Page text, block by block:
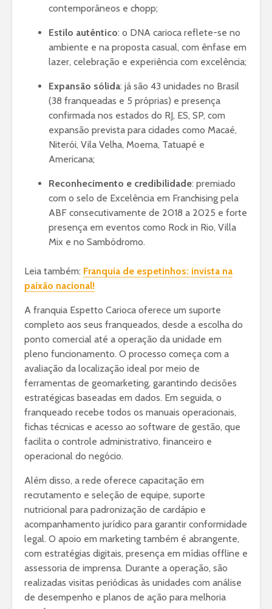
contemporâneos e chopp;
Estilo autêntico: o DNA carioca reflete-se no
ambiente e na proposta casual, com ênfase em
lazer, celebração e experiência com excelência;
Expansão sólida: já são 43 unidades no Brasil
(38 franqueadas e 5 próprias) e presença
confirmada nos estados do RJ, ES, SP, com
expansão prevista para cidades como Macaé,
Niterói, Vila Velha, Moema, Tatuapé e
Americana;
Reconhecimento e credibilidade: premiado
com o selo de Excelência em Franchising pela
ABF consecutivamente de 2018 a 2025 e forte
presença em eventos como Rock in Rio, Villa
Mix e no Sambódromo.
Leia também: Franquia de espetinhos: invista na
paixão nacional!
A franquia Espetto Carioca oferece um suporte
completo aos seus franqueados, desde a escolha do
ponto comercial até a operação da unidade em
pleno funcionamento. O processo começa com a
avaliação da localização ideal por meio de
ferramentas de geomarketing, garantindo decisões
estratégicas baseadas em dados. Em seguida, o
franqueado recebe todos os manuais operacionais,
fichas técnicas e acesso ao software de gestão, que
facilita o controle administrativo, financeiro e
operacional do negócio.
Além disso, a rede oferece capacitação em
recrutamento e seleção de equipe, suporte
nutricional para padronização de cardápio e
acompanhamento jurídico para garantir conformidade
legal. O apoio em marketing também é abrangente,
com estratégias digitais, presença em mídias offline e
assessoria de imprensa. Durante a operação, são
realizadas visitas periódicas às unidades com análise
de desempenho e planos de ação para melhoria